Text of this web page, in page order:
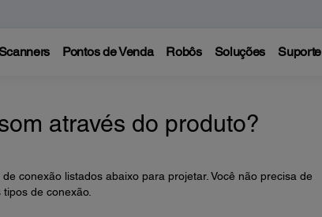
Scanners Pontos de Venda Robôs Soluções Suporte
através do produto?
conexão listados abaixo para projetar. Você não precisa de
de conexão.